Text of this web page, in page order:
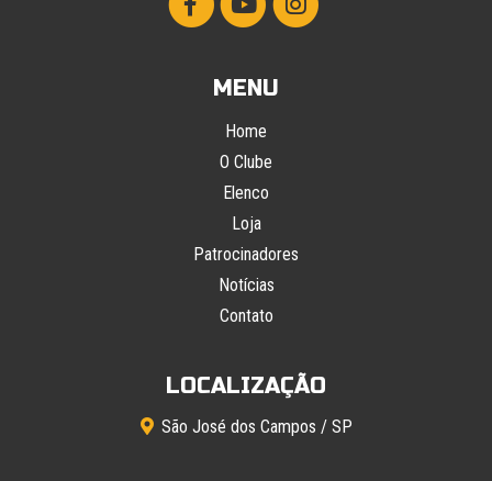
MENU
Home
O Clube
Elenco
Loja
Patrocinadores
Notícias
Contato
LOCALIZAÇÃO
São José dos Campos / SP